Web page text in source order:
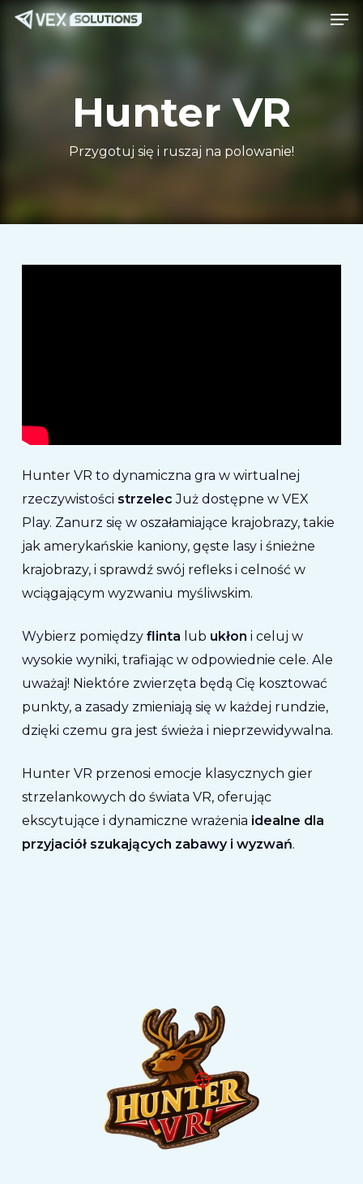
Przejdź
Hunter VR
Przygotuj się i ruszaj na polowanie!
Hunter VR to dynamiczna gra w wirtualnej
rzeczywistości strzelec Już dostępne w VEX
Play. Zanurz się w oszałamiające krajobrazy, takie
jak amerykańskie kaniony, gęste lasy i śnieżne
krajobrazy, i sprawdź swój refleks i celność w
wciągającym wyzwaniu myśliwskim.
Wybierz pomiędzy flinta lub ukłon i celuj w
wysokie wyniki, trafiając w odpowiednie cele. Ale
uważaj! Niektóre zwierzęta będą Cię kosztować
punkty, a zasady zmieniają się w każdej rundzie,
dzięki czemu gra jest świeża i nieprzewidywalna.
Hunter VR przenosi emocje klasycznych gier
strzelankowych do świata VR, oferując
ekscytujące i dynamiczne wrażenia idealne dla
przyjaciół szukających zabawy i wyzwań.
Menu